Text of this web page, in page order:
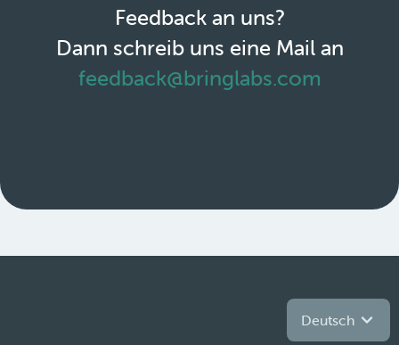
Feedback an uns?
Dann schreib uns eine Mail an
feedback@bringlabs.com
Deutsch